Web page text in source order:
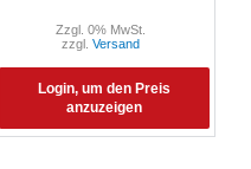
Login, um den Preis
anzuzeigen
Zzgl. 0% MwSt.
zzgl. Versand